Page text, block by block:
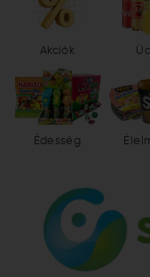
Akciók
Édesség